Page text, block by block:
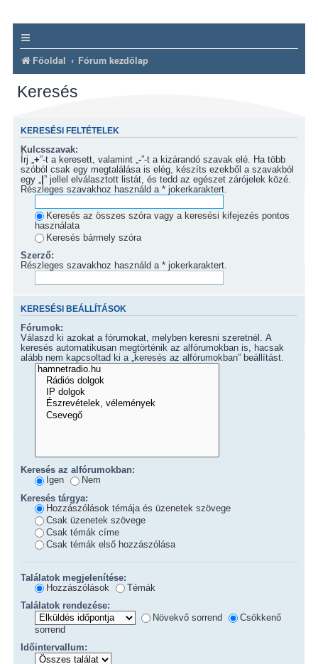
Főoldal Fórum kezdőlap
Keresés
KERESÉSI FELTÉTELEK
Kulcsszavak:
Írj „+”-t a keresett, valamint „-”-t a kizárandó szavak elé. Ha több
szóból csak egy megtalálása is elég, készíts ezekből a szavakból
egy „
|” jellel elválasztott listát, és tedd az egészet zárójelek közé.
Részleges szavakhoz használd a * jokerkaraktert.
Keresés az összes szóra vagy a keresési kifejezés pontos
használata
Keresés bármely szóra
Szerző:
Részleges szavakhoz használd a * jokerkaraktert.
KERESÉSI BEÁLLÍTÁSOK
Fórumok:
Válaszd ki azokat a fórumokat, melyben keresni szeretnél. A
keresés automatikusan megtörténik az alfórumokban is, hacsak
alább nem kapcsoltad ki a „keresés az alfórumokban” beállítást.
Keresés az alfórumokban:
Igen
Nem
Keresés tárgya:
Hozzászólások témája és üzenetek szövege
Csak üzenetek szövege
Csak témák címe
Csak témák első hozzászólása
Találatok megjelenítése:
Hozzászólások
Témák
Találatok rendezése:
Növekvő sorrend
Csökkenő
sorrend
Időintervallum: